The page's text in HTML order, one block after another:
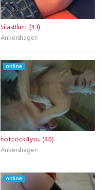
SilasBlunt (43)
Ankershagen
online
hotcock4you (40)
Ankershagen
online